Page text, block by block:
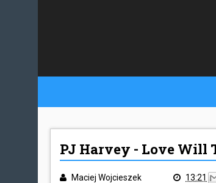
PJ Harvey - Love Will
Maciej Wojcieszek 13:21